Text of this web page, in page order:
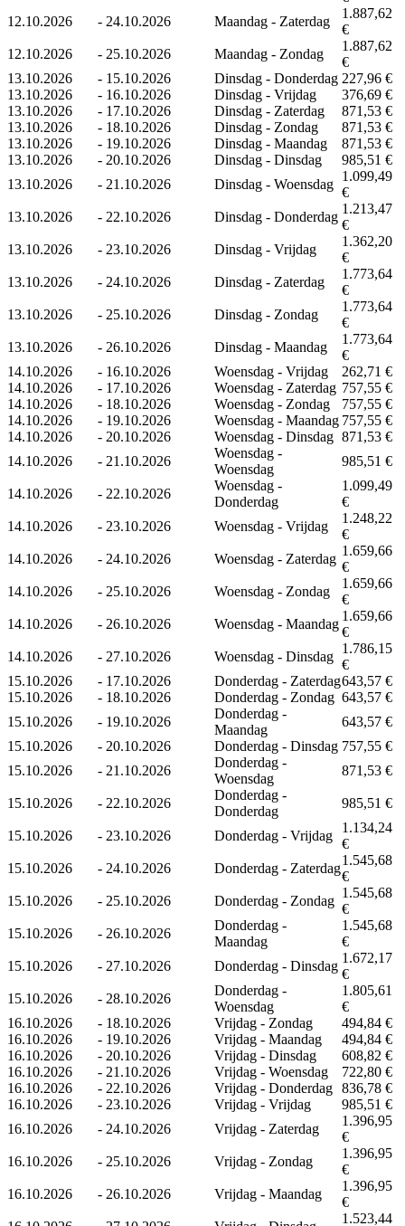
12.10.2026
- 24.10.2026 Maandag - Zaterdag
1.887,62
€
12.10.2026
- 25.10.2026 Maandag - Zondag
1.887,62
€
13.10.2026
- 15.10.2026 Dinsdag - Donderdag 227,96 €
13.10.2026
- 16.10.2026 Dinsdag - Vrijdag
376,69 €
13.10.2026
- 17.10.2026 Dinsdag - Zaterdag
871,53 €
13.10.2026
- 18.10.2026 Dinsdag - Zondag
871,53 €
13.10.2026
- 19.10.2026 Dinsdag - Maandag
871,53 €
13.10.2026
- 20.10.2026 Dinsdag - Dinsdag
985,51 €
13.10.2026
- 21.10.2026 Dinsdag - Woensdag
1.099,49
€
13.10.2026
- 22.10.2026 Dinsdag - Donderdag
1.213,47
€
13.10.2026
- 23.10.2026 Dinsdag - Vrijdag
1.362,20
€
13.10.2026
- 24.10.2026 Dinsdag - Zaterdag
1.773,64
€
13.10.2026
- 25.10.2026 Dinsdag - Zondag
1.773,64
€
13.10.2026
- 26.10.2026 Dinsdag - Maandag
1.773,64
€
14.10.2026
- 16.10.2026 Woensdag - Vrijdag
262,71 €
14.10.2026
- 17.10.2026 Woensdag - Zaterdag 757,55 €
14.10.2026
- 18.10.2026 Woensdag - Zondag
757,55 €
14.10.2026
- 19.10.2026 Woensdag - Maandag 757,55 €
14.10.2026
- 20.10.2026 Woensdag - Dinsdag 871,53 €
14.10.2026
- 21.10.2026
Woensdag -
Woensdag
985,51 €
14.10.2026 - 22.10.2026
Woensdag -
Donderdag
1.099,49
€
14.10.2026
- 23.10.2026 Woensdag - Vrijdag
1.248,22
€
14.10.2026
- 24.10.2026 Woensdag - Zaterdag
1.659,66
€
14.10.2026
- 25.10.2026 Woensdag - Zondag
1.659,66
€
14.10.2026
- 26.10.2026 Woensdag - Maandag
1.659,66
€
14.10.2026
- 27.10.2026 Woensdag - Dinsdag
1.786,15
€
15.10.2026
- 17.10.2026 Donderdag - Zaterdag643,57 €
15.10.2026
- 18.10.2026 Donderdag - Zondag 643,57 €
15.10.2026
- 19.10.2026
Donderdag -
Maandag
643,57 €
15.10.2026
- 20.10.2026 Donderdag - Dinsdag 757,55 €
15.10.2026
- 21.10.2026
Donderdag -
Woensdag
871,53 €
15.10.2026 - 22.10.2026
Donderdag -
Donderdag
985,51 €
15.10.2026 - 23.10.2026 Donderdag - Vrijdag
1.134,24
€
15.10.2026
- 24.10.2026 Donderdag - Zaterdag
1.545,68
€
15.10.2026
- 25.10.2026 Donderdag - Zondag
1.545,68
€
15.10.2026
- 26.10.2026
Donderdag -
Maandag
1.545,68
€
15.10.2026
- 27.10.2026 Donderdag - Dinsdag
1.672,17
€
15.10.2026
- 28.10.2026
Donderdag -
Woensdag
1.805,61
€
16.10.2026
- 18.10.2026 Vrijdag - Zondag
494,84 €
16.10.2026
- 19.10.2026 Vrijdag - Maandag
494,84 €
16.10.2026
- 20.10.2026 Vrijdag - Dinsdag
608,82 €
16.10.2026
- 21.10.2026 Vrijdag - Woensdag
722,80 €
16.10.2026
- 22.10.2026 Vrijdag - Donderdag 836,78 €
16.10.2026
- 23.10.2026 Vrijdag - Vrijdag
985,51 €
16.10.2026
- 24.10.2026 Vrijdag - Zaterdag
1.396,95
€
16.10.2026
- 25.10.2026 Vrijdag - Zondag
1.396,95
€
16.10.2026
- 26.10.2026 Vrijdag - Maandag
1.396,95
€
1.523,44